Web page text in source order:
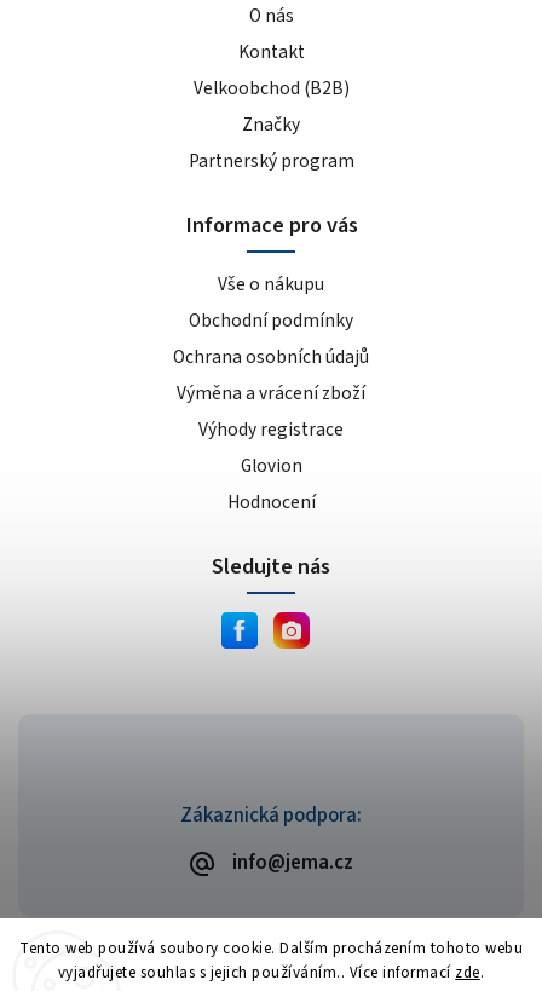
Tento web používá soubory cookie. Dalším procházením tohoto webu
vyjadřujete souhlas s jejich používáním.. Více informací zde.
Zákaznická podpora:
info@jema.cz
O nás
Kontakt
Velkoobchod (B2B)
Značky
Partnerský program
Informace pro vás
Vše o nákupu
Obchodní podmínky
Ochrana osobních údajů
Výměna a vrácení zboží
Výhody registrace
Glovion
Hodnocení
Sledujte nás
Copyright 2026JEMA.cz. Všechna práva vyhrazena.